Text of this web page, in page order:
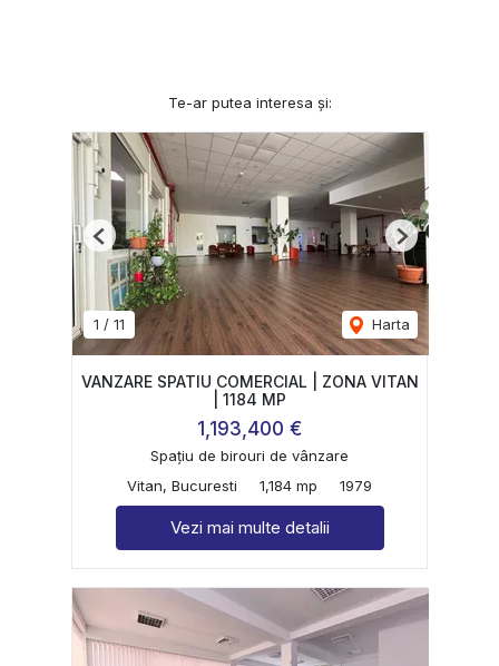
Te-ar putea interesa și:
1 / 11 Harta
Previous Next
VANZARE SPATIU COMERCIAL | ZONA VITAN
| 1184 MP
1,193,400 €
Spațiu de birouri de vânzare
Vitan, Bucuresti
1,184 mp 1979
Vezi mai multe detalii